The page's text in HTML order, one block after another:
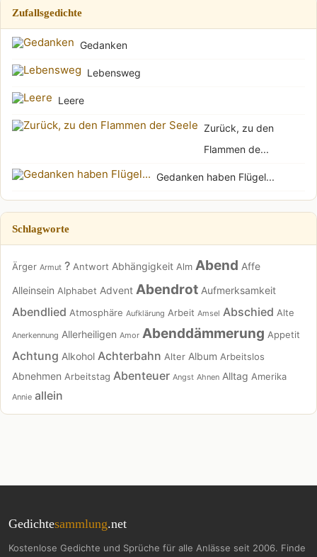
Zufallsgedichte
Gedanken
Lebensweg
Leere
Zurück, zu den
Flammen de...
Gedanken haben Flügel...
Schlagworte
Ärger Armut ? Antwort Abhängigkeit Alm Abend Affe
Alleinsein Alphabet Advent Abendrot Aufmerksamkeit
Abendlied Atmosphäre Aufklärung Arbeit Amsel Abschied Alte
Anerkennung Allerheiligen Amor Abenddämmerung Appetit
Achtung Alkohol Achterbahn Alter Album Arbeitslos
Abnehmen Arbeitstag Abenteuer Angst Ahnen Alltag Amerika
Annie allein
Gedichtesammlung.net
Kostenlose Gedichte und Sprüche für alle Anlässe seit 2006. Finde